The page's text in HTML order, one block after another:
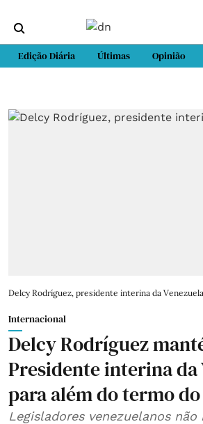
Edição Diária Últimas Opinião
Delcy Rodríguez, presidente interina da Venezuela
Internacional
Delcy Rodríguez
Presidente interina da
para além do termo
Legisladores venezuelanos